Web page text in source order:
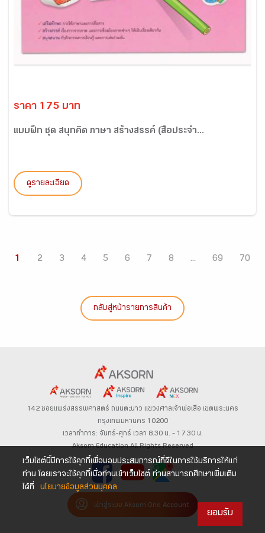
ราคา 175 บาท
แบบฝึก ชุด สนุกคิด ภาษา สร้างสรรค์ (สื่อประจำ...
ดูรายละเอียด
1 2 3 4 5 6 7 8 ... 69 70
กลับสู่หน้ารายการสินค้า
142 ซอยแพร่งสรรพศาสตร์ ถนนตะนาว แขวงศาลเจ้าพ่อเสือ เขตพระนคร
กรุงเทพมหานคร 10200
เวลาทำการ: จันทร์-ศุกร์ เวลา 8.30 น. – 17.30 น.
Aksorn Education All Rights Reserved
เข้าสู่ระบบ Aksorn One Account
เว็บไซต์นี้มีการใช้คุกกี้เพื่อมอบประสบการณ์ที่ดีในการใช้บริการให้แก่
ท่าน โดยเราจะใช้คุกกี้เมื่อท่านเข้าเว็บไซต์ ท่านสามารถศึกษาเพิ่มเติม
ได้ที่
นโยบายข้อมูลส่วนบุคคล
ยอมรับ